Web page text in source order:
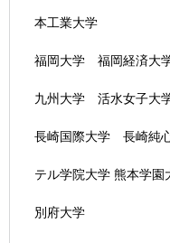
本工業大学
福岡大学 福岡経済大
九州大学 活水女子大
長崎国際大学 長崎純
テル学院大学 熊本学
別府大学